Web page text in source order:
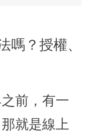
嗎？授權、
前，有一
就是線上